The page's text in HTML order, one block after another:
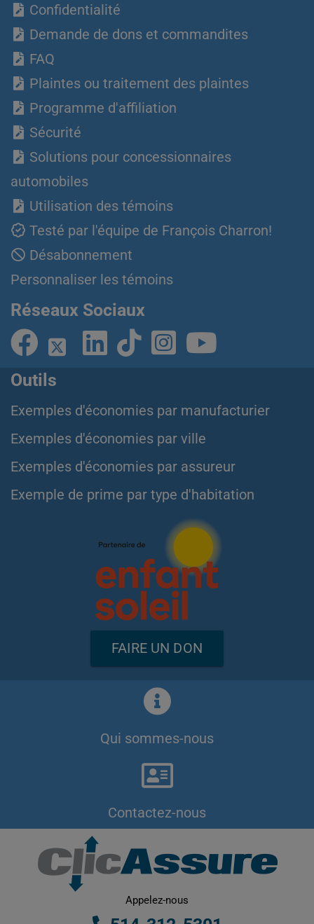
Confidentialité
Demande de dons et commandites
FAQ
Plaintes ou traitement des plaintes
Programme d'affiliation
Sécurité
Solutions pour concessionnaires
automobiles
Utilisation des témoins
Testé par l'équipe de François Charron!
Désabonnement
Personnaliser les témoins
Réseaux Sociaux
Outils
Exemples d'économies par manufacturier
Exemples d'économies par ville
Exemples d'économies par assureur
Exemple de prime par type d'habitation
FAIRE UN DON
Qui sommes-nous
Contactez-nous
Appelez-nous